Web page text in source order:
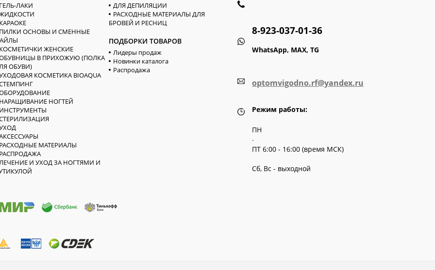
ГЕЛЬ-ЛАКИ
КАРАОКЕ
ПИЛКИ ОСНОВЫ И СМЕННЫЕ
КОСМЕТИЧКИ ЖЕНСКИЕ
В ПРИХОЖУЮ (ПОЛКА
ОБУВИ)
КОСМЕТИКА BIOAQUA
НАРАЩИВАНИЕ НОГТЕЙ
ИНСТРУМЕНТЫ
РАСХОДНЫЕ МАТЕРИАЛЫ
РАСПРОДАЖА
И УХОД ЗА НОГТЯМИ И
ДЛЯ ДЕПИЛЯЦИИ
РАСХОДНЫЕ МАТЕРИАЛЫ ДЛЯ
БРОВЕЙ И РЕСНИЦ
ПОДБОРКИ ТОВАРОВ
Лидеры продаж
Новинки каталога
Распродажа
8-923-037-01-36
WhatsApp, MAX, TG
optomvigodno.rf@yandex.ru
Режим работы:
ПН
-
ПТ 6:00 - 16:00 (время МСК)
Сб, Вс - выходной